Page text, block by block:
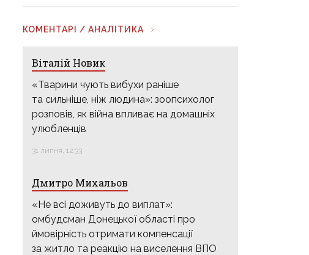
КОМЕНТАРІ / АНАЛІТИКА
Віталій Новик
«Тварини чують вибухи раніше
та сильніше, ніж людина»: зоопсихолог
розповів, як війна впливає на домашніх
улюбленців
31 липня, 12:33
Дмитро Михальов
«Не всі доживуть до виплат»:
омбудсман Донецької області про
ймовірність отримати компенсації
за житло та реакцію на виселення ВПО